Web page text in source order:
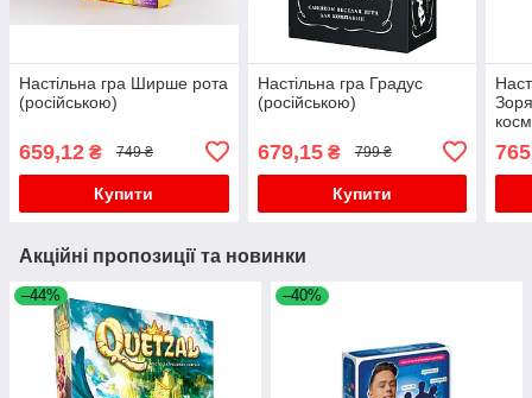
Настільна гра Ширше рота
(російською)
659,12 ₴ 749 ₴
Купити
Настільна гра Градус
(російською)
679,15₴ 799 ₴
Купити
765
Акційні пропозиції та новинки
–44% –40%